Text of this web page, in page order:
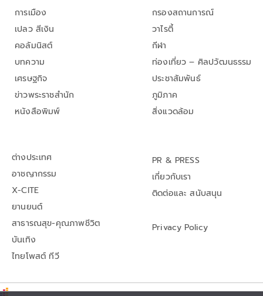
การเมือง
เปลว สีเงิน
คอลัมนิสต์
บทความ
เศรษฐกิจ
ข่าวพระราชสำนัก
หนังสือพิมพ์
กรองสถานการณ์
วาไรตี้
กีฬา
ท่องเที่ยว – ศิลปวัฒนธรรม
ประชาสัมพันธ์
ภูมิภาค
สิ่งแวดล้อม
ต่างประเทศ
อาชญากรรม
X-CITE
ยานยนต์
สาธารณสุข-คุณภาพชีวิต
บันเทิง
ไทยโพสต์ ทีวี
PR & PRESS
เกี่ยวกับเรา
ติดต่อและ สนับสนุน
Privacy Policy